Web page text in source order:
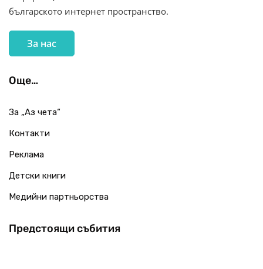
българското интернет пространство.
За нас
Още…
За „Аз чета“
Контакти
Реклама
Детски книги
Медийни партньорства
Предстоящи събития